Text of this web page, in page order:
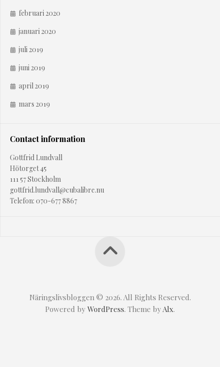
februari 2020
januari 2020
juli 2019
juni 2019
april 2019
mars 2019
Contact information
Gottfrid Lundvall
Hötorget 45
111 57 Stockholm
gottfrid.lundvall@cubalibre.nu
Telefon: 070-677 8867
Näringslivsbloggen © 2026. All Rights Reserved.
Powered by WordPress. Theme byAlx.